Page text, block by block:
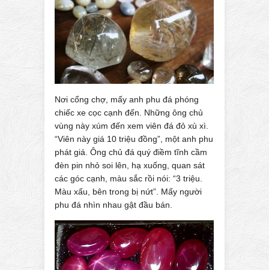
Nơi cổng chợ, mấy anh phu đá phóng
chiếc xe cọc cạnh đến. Những ông chủ
vùng này xúm đến xem viên đá đỏ xù xì.
“Viên này giá 10 triệu đồng”, một anh phu
phát giá. Ông chủ đá quý điềm tĩnh cầm
đèn pin nhỏ soi lên, hạ xuống, quan sát
các góc cạnh, màu sắc rồi nói: “3 triệu.
Màu xấu, bên trong bị nứt”. Mấy người
phu đá nhìn nhau gật đầu bán.